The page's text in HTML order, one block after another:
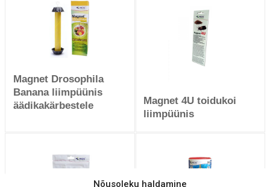
Nõusoleku haldamine
Magnet Drosophila
Banana liimpüünis
äädikakärbestele
Magnet 4U toidukoi
liimpüünis